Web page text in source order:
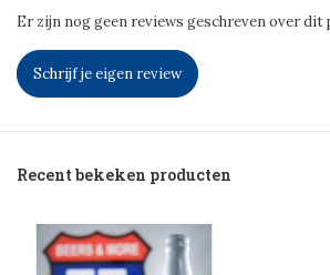
Er zijn nog geen reviews geschreven over dit
Schrijf je eigen review
Recent bekeken producten